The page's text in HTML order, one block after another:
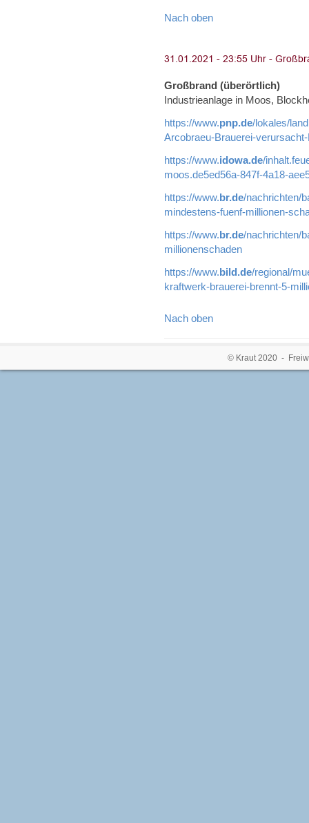
Nach oben
Großbrand (überörtlich)
Industrieanlage in Moos,
https://www.pnp.de/lokales/
Arcobraeu-Brauerei-
https://www.idowa.de/
moos.de5ed56a-847f-4a18-
https://www.br.de/nachrichten/
mindestens-fuenf-millionen-
https://www.br.de/nachrichten/
millionenschaden
https://www.bild.de/regional/
kraftwerk-brauerei-brennt-5-
Nach oben
© Kraut 2020 -